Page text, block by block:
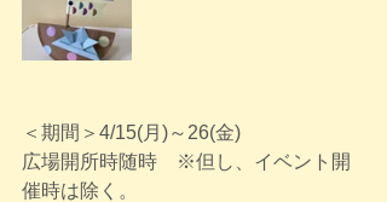
＜期間＞4/15(月)～26(金)
広場開所時随時　※但し、イベント開
催時は除く。